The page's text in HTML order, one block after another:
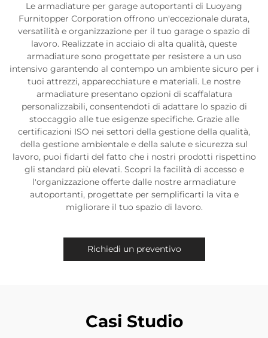
Le armadiature per garage autoportanti di Luoyang
Furnitopper Corporation offrono un'eccezionale durata,
versatilità e organizzazione per il tuo garage o spazio di
lavoro. Realizzate in acciaio di alta qualità, queste
armadiature sono progettate per resistere a un uso
intensivo garantendo al contempo un ambiente sicuro per i
tuoi attrezzi, apparecchiature e materiali. Le nostre
armadiature presentano opzioni di scaffalatura
personalizzabili, consentendoti di adattare lo spazio di
stoccaggio alle tue esigenze specifiche. Grazie alle
certificazioni ISO nei settori della gestione della qualità,
della gestione ambientale e della salute e sicurezza sul
lavoro, puoi fidarti del fatto che i nostri prodotti rispettino
gli standard più elevati. Scopri la facilità di accesso e
l'organizzazione offerte dalle nostre armadiature
autoportanti, progettate per semplificarti la vita e
migliorare il tuo spazio di lavoro.
Richiedi un preventivo
Casi Studio